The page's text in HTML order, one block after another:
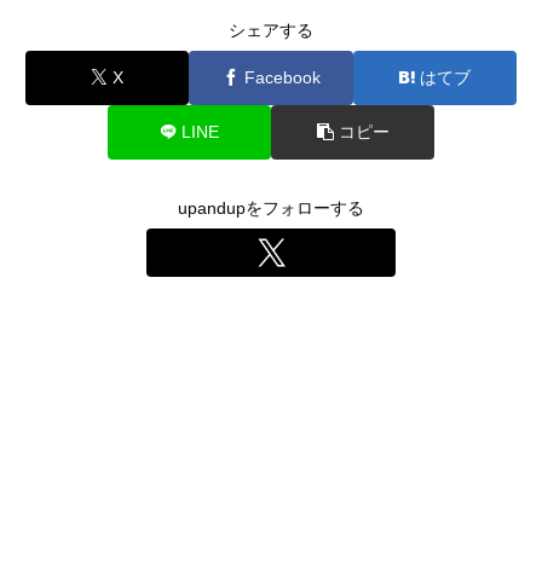
シェアする
X Facebook はてブ
LINE コピー
upandupをフォローする